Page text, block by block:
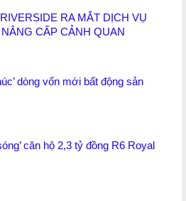
RA MẮT DỊCH VỤ
CẤP CẢNH QUAN
dòng vốn mới bất động sản
căn hộ 2,3 tỷ đồng R6 Royal